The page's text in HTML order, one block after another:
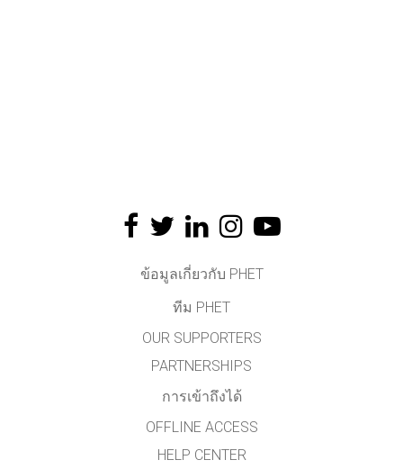
ข้อมูลเกี่ยวกับ PHET
ทีม PHET
OUR SUPPORTERS
PARTNERSHIPS
การเข้าถึงได้
OFFLINE ACCESS
HELP CENTER